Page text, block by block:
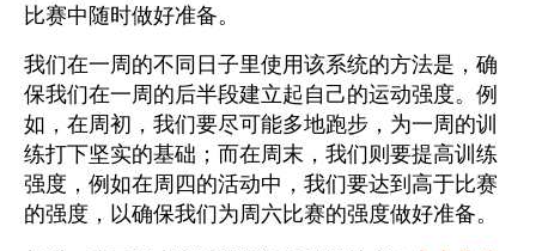
比赛中随时做好准备。
我们在一周的不同日子里使用该系统的方法是，确
保我们在一周的后半段建立起自己的运动强度。例
如，在周初，我们要尽可能多地跑步，为一周的训
练打下坚实的基础；而在周末，我们则要提高训练
强度，例如在周四的活动中，我们要达到高于比赛
的强度，以确保我们为周六比赛的强度做好准备。